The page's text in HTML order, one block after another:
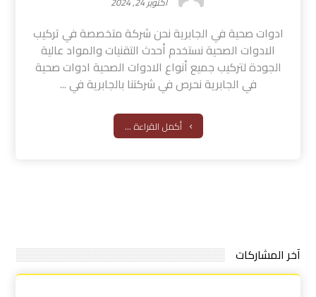
ادوات صحية في الجابرية نحن شركة متخصصة في تركيب
الادوات الصحية نستخدم أحدث التقنيات والمواد عالية
الجودة لتركيب جميع أنواع الادوات الصحية ادوات صحية
في الجابرية نحرص في شركتنا بالجابرية في ...
أكمل القراءة ...
آخر المشاركات